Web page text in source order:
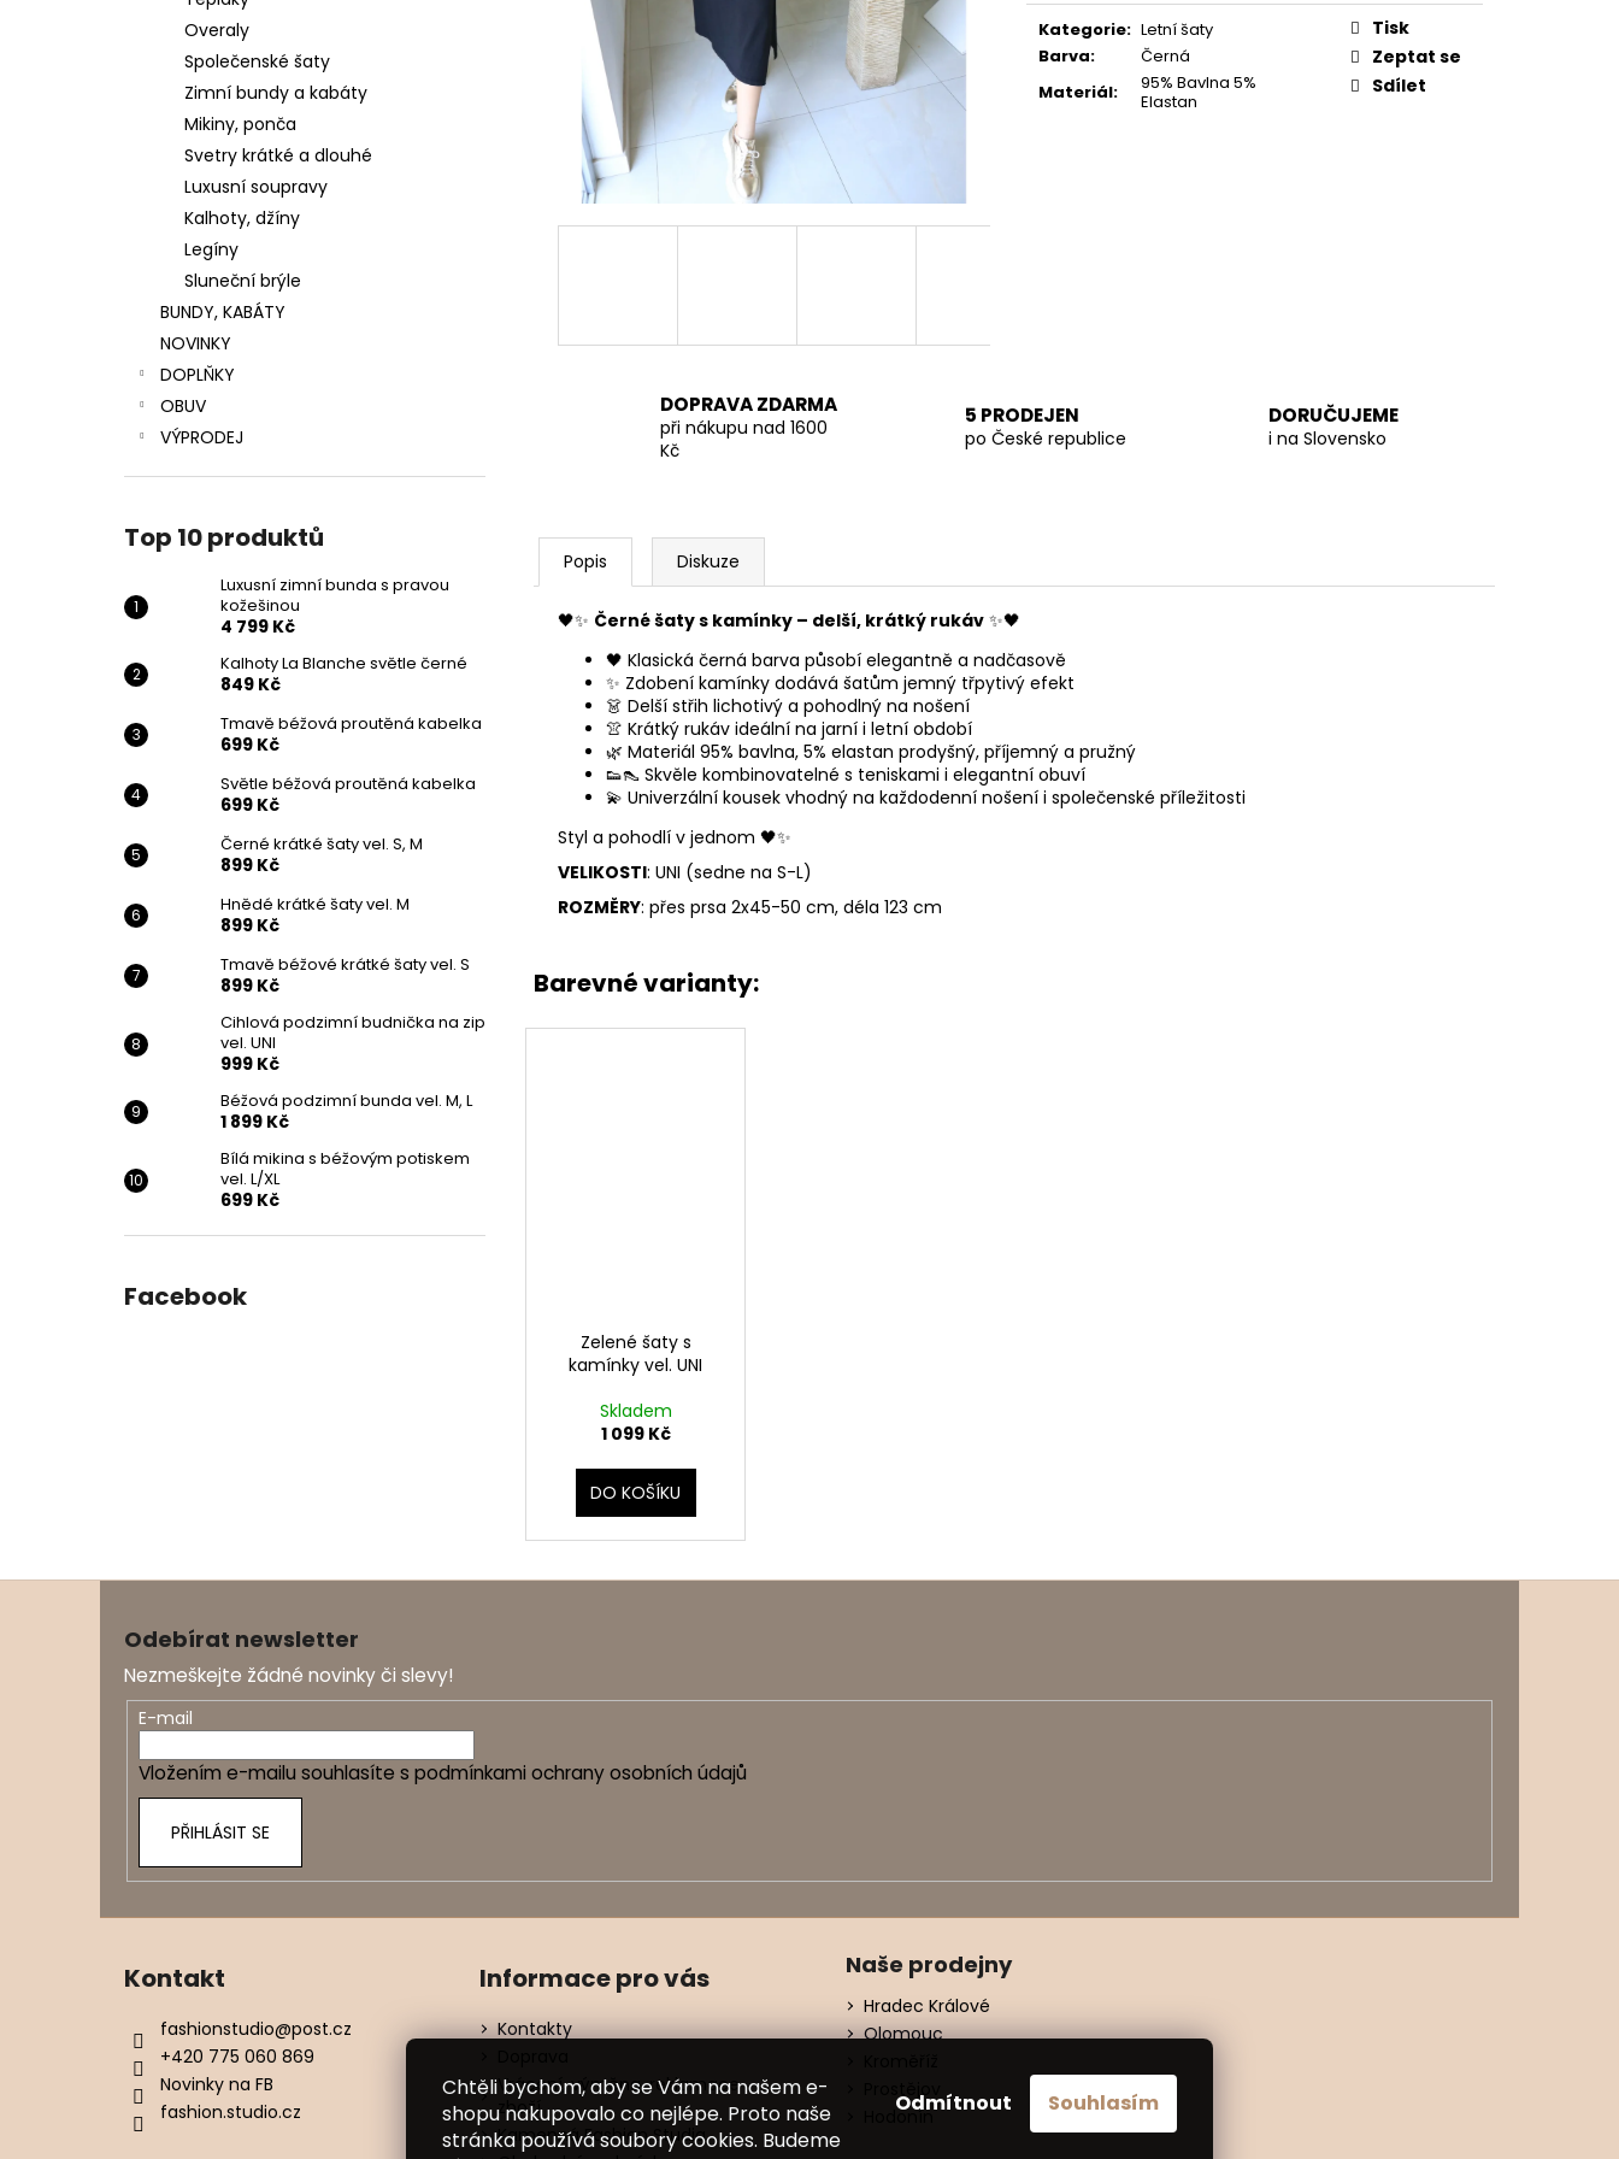
Chtěli bychom, aby se Vám na našem e-
shopu nakupovalo co nejlépe. Proto naše
stránka používá soubory cookies. Budeme
Odmítnout Souhlasím
Overaly
Společenské šaty
Zimní bundy a kabáty
Mikiny, ponča
Svetry krátké a dlouhé
Luxusní soupravy
Kalhoty, džíny
Legíny
Sluneční brýle
BUNDY, KABÁTY
NOVINKY
DOPLŇKY
OBUV
VÝPRODEJ
Top 10 produktů
Luxusní zimní bunda s pravou
kožešinou
4 799 Kč
Kalhoty La Blanche světle černé
849 Kč
Tmavě béžová proutěná kabelka
699 Kč
Světle béžová proutěná kabelka
699 Kč
Černé krátké šaty vel. S, M
899 Kč
Hnědé krátké šaty vel. M
899 Kč
Tmavě béžové krátké šaty vel. S
899 Kč
Cihlová podzimní budnička na zip
vel. UNI
999 Kč
Béžová podzimní bunda vel. M, L
1 899 Kč
Bílá mikina s béžovým potiskem
vel. L/XL
699 Kč
Facebook
Kategorie: Letní šaty
Barva:
Černá
Materiál:
95% Bavlna 5%
Elastan
Tisk
Zeptat se
Sdílet
DOPRAVA ZDARMA
při nákupu nad 1600
Kč
5 PRODEJEN
po České republice
DORUČUJEME
i na Slovensko
Popis Diskuze
🖤✨ Černé šaty s kamínky – delší, krátký rukáv ✨🖤
🖤 Klasická černá barva působí elegantně a nadčasově
✨ Zdobení kamínky dodává šatům jemný třpytivý efekt
👗 Delší střih lichotivý a pohodlný na nošení
👚 Krátký rukáv ideální na jarní i letní období
🌿 Materiál 95% bavlna, 5% elastan prodyšný, příjemný a pružný
👟👠 Skvěle kombinovatelné s teniskami i elegantní obuví
💫 Univerzální kousek vhodný na každodenní nošení i společenské příležitosti
Styl a pohodlí v jednom 🖤✨
VELIKOSTI: UNI (sedne na S-L)
ROZMĚRY: přes prsa 2x45-50 cm, déla 123 cm
Barevné varianty:
Zelené šaty s
kamínky vel. UNI
Skladem
1 099 Kč
DO KOŠÍKU
LUXUSNÍ ZIMNÍ BUNDA S PRAVOU
KOŽEŠINOU
4 799 Kč
Původně: 5 999 Kč
KALHOTY LA BLANCHE SVĚTLE ČERNÉ
849 Kč
TMAVĚ BÉŽOVÁ PROUTĚNÁ KABELKA
699 Kč
Odebírat newsletter
Nezmeškejte žádné novinky či slevy!
E-mail
Vložením e-mailu souhlasíte s podmínkami ochrany osobních údajů
PŘIHLÁSIT SE
Kontakt
fashionstudio@post.cz
+420 775 060 869
Novinky na FB
fashion.studio.cz
Informace pro vás
Kontakty
Vrácení, výměna, reklamace
zboží
Kamenná Fashion Studia
Naše prodejny
Hradec Králové
Olomouc
Hodonín